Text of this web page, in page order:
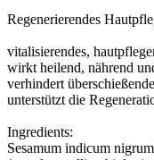
Regenerierendes
vitalisierendes,
wirkt heilend, nährend
verhindert
unterstützt die
Ingredients:
Sesamum indicum